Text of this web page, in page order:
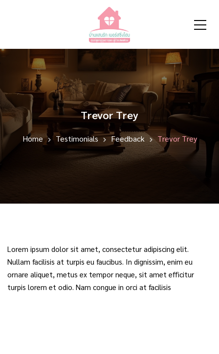
Trevor Trey
Home Testimonials Feedback Trevor Trey
Lorem ipsum dolor sit amet, consectetur adipiscing elit.
Nullam facilisis at turpis eu faucibus. In dignissim, enim eu
ornare aliquet, metus ex tempor neque, sit amet efficitur
turpis lorem et odio. Nam congue in orci at facilisis